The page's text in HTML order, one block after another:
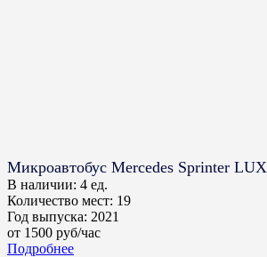
Микроавтобус Mercedes Sprinter LUX
В наличии: 4 ед.
Количество мест: 19
Год выпуска: 2021
от 1500 руб/час
Подробнее